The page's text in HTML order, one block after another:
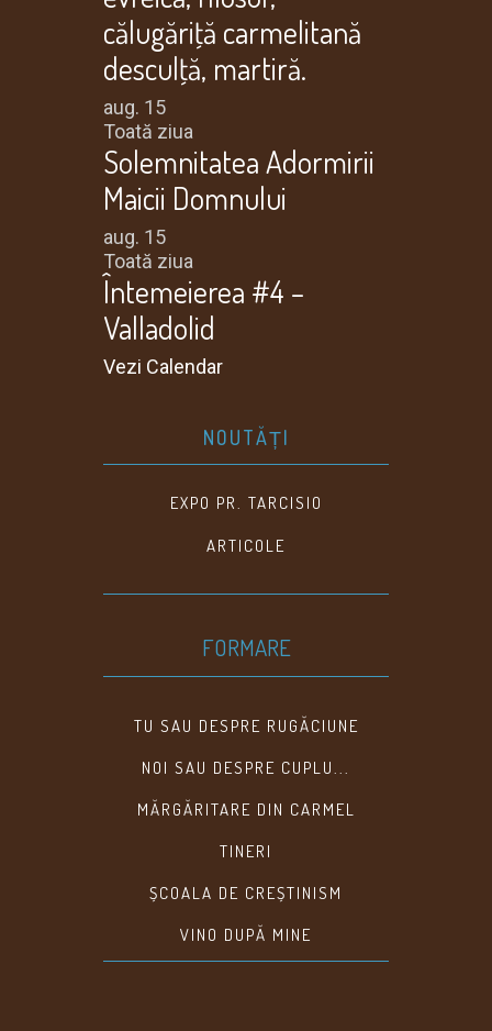
călugăriţă carmelitană
desculţă, martiră.
aug. 15
Toată ziua
Solemnitatea Adormirii
Maicii Domnului
aug. 15
Toată ziua
Întemeierea #4 –
Valladolid
Vezi Calendar
NOUTĂȚI
EXPO PR. TARCISIO
ARTICOLE
FORMARE
TU SAU DESPRE RUGĂCIUNE
NOI SAU DESPRE CUPLU...
MĂRGĂRITARE DIN CARMEL
TINERI
ȘCOALA DE CREȘTINISM
VINO DUPĂ MINE